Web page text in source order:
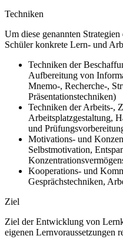
Techniken
Um diese genannten
Schüler konkrete Lern- und
Techniken der
Aufbereitung von
Mnemo-, Recherche-,
Präsentationstechniken)
Techniken der Arbeits-,
Arbeitsplatzgestaltung,
und
Motivations- und
Selbstmotivation,
Kooperations- und
Gesprächstechniken,
Ziel
Ziel der Entwicklung von
eigenen Lernvoraussetzungen